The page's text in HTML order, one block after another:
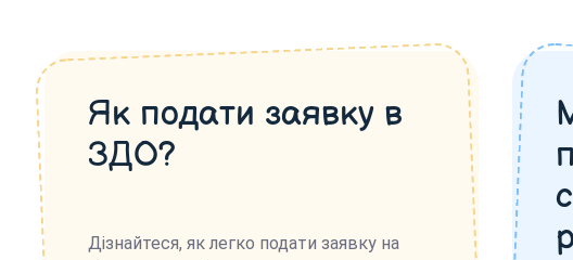
Як подати заявку в
ЗДО?
Дізнайтеся, як легко подати заявку на